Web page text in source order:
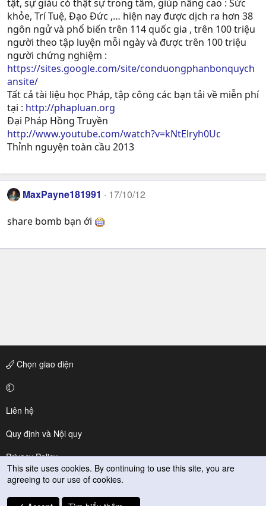
tật, sự giàu có thật sự trong tâm, giúp nâng cao : Sức
khỏe, Trí Tuệ, Ðạo Ðức ,… hiện nay được dịch ra hơn 38
ngôn ngử và phổ biến trên 114 quốc gia , trên 100 triệu
người theo tập luyện mỗi ngày và được trên 100 triệu
người chứng nghiệm :
https://sites.google.com/site/conduongphanbonquych
ansite/
Tất cả tài liệu học Pháp, tập công các bạn tải về miễn phí
tại : http://phapluan.org
Đại Pháp Hồng Truyền
http://www.youtube.com/watch?v=kNtElryh0Uc
Thỉnh nguyện toàn cầu 2013
MaxPayne181991 17/10/12
share bomb bạn ới
Chọn giao diện
Liên hệ
Quy định và Nội quy
Privacy Policy
Trợ giúp
R
This site uses cookies. By continuing to use this site, you are
agreeing to our use of cookies.